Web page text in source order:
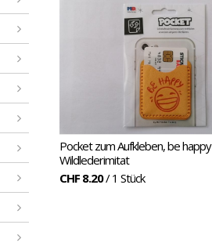
Pocket zum Aufkleben, be happy
Wildlederimitat
CHF 8.20/ 1 Stück